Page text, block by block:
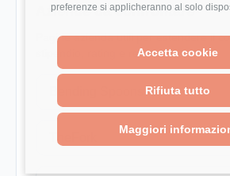
preferenze si applicheranno al solo
Accetta cookie
Rifiuta tutto
Maggiori
Aziende da confrontare
Pagine azienda utili per estendere il
stipendio, rating e recensioni.